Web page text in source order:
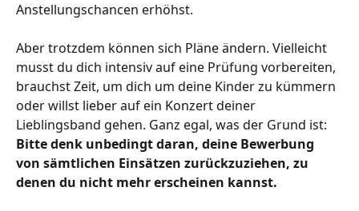
Anstellungschancen erhöhst.
Aber trotzdem können sich Pläne ändern. Vielleicht
musst du dich intensiv auf eine Prüfung vorbereiten,
brauchst Zeit, um dich um deine Kinder zu kümmern
oder willst lieber auf ein Konzert deiner
Lieblingsband gehen. Ganz egal, was der Grund ist:
Bitte denk unbedingt daran, deine Bewerbung
von sämtlichen Einsätzen zurückzuziehen, zu
denen du nicht mehr erscheinen kannst.